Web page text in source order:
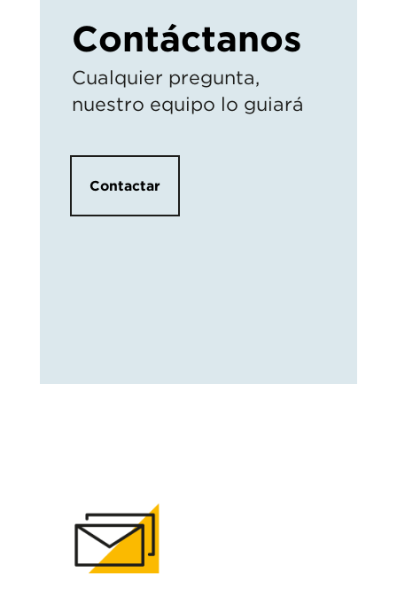
Contáctanos
Cualquier pregunta,
nuestro equipo lo guiará
Contactar